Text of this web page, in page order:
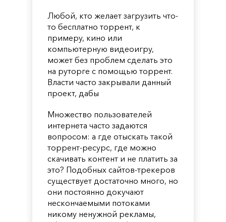
Любой, кто желает загрузить что-
то бесплатно торрент, к
примеру, кино или
компьютерную видеоигру,
может без проблем сделать это
на руторге с помощью торрент.
Власти часто закрывали данный
проект, дабы
Множество пользователей
интернета часто задаются
вопросом: а где отыскать такой
торрент-ресурс, где можно
скачивать контент и не платить за
это? Подобных сайтов-трекеров
существует достаточно много, но
они постоянно докучают
нескончаемыми потоками
никому ненужной рекламы,